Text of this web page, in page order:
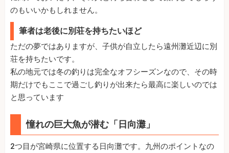
のもいいかもしれません。
筆者は老後に別荘を持ちたいほど
ただの夢ではありますが、子供が自立したら遠州灘近辺に別
荘を持ちたいです。
私の地元では冬の釣りは完全なオフシーズンなので、その時
期だけでもここで過ごし釣りが出来たら最高に楽しいのでは
と思っています
憧れの巨大魚が潜む「日向灘」
2つ目が宮崎県に位置する日向灘です。九州のポイントなの